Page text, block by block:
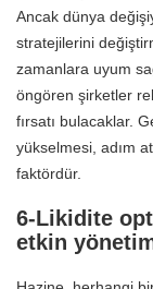
Ancak dünya
stratejilerini
zamanlara uyum
öngören şirketler
fırsatı bulacaklar.
yükselmesi, adım
faktördür.
6-Likidite
etkin